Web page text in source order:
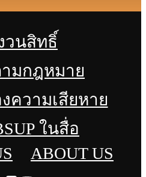
วนสิทธิ์
มกฎหมาย
ความเสียหาย
ในสื่อ
ABOUT US